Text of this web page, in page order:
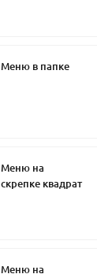
Меню в папке
Меню на
скрепке квадрат
Меню на